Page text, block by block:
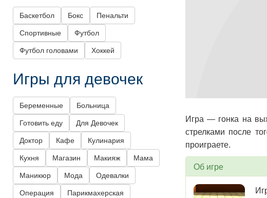
Игра — гонка на
стрелками после
проиграете.
Об игре
Баскетбол Бокс Пенальти
Спортивные Футбол
Футбол головами Хоккей
Игры для девочек
Беременные Больница
Готовить еду Для Девочек
Доктор Кафе Кулинария
Кухня Магазин Макияж Мама
Маникюр Мода Одевалки
Операция Парикмахерская